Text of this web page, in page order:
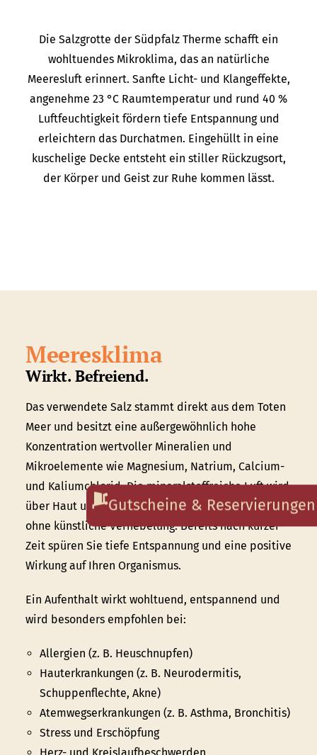
Gutscheine & Reservierungen
Die Salzgrotte der Südpfalz Therme schafft ein
wohltuendes Mikroklima, das an natürliche
Meeresluft erinnert. Sanfte Licht- und Klangeffekte,
angenehme 23 °C Raumtemperatur und rund 40 %
Luftfeuchtigkeit fördern tiefe Entspannung und
erleichtern das Durchatmen. Eingehüllt in eine
kuschelige Decke entsteht ein stiller Rückzugsort,
der Körper und Geist zur Ruhe kommen lässt.
Meeresklima
Wirkt. Befreiend.
Das verwendete Salz stammt direkt aus dem Toten
Meer und besitzt eine außergewöhnlich hohe
Konzentration wertvoller Mineralien und
Mikroelemente wie Magnesium, Natrium, Calcium-
und Kaliumchlorid. Die mineralstoffreiche Luft wird
über Haut und Atemwege aufgenommen – ganz
ohne künstliche Vernebelung. Bereits nach kurzer
Zeit spüren Sie tiefe Entspannung und eine positive
Wirkung auf Ihren Organismus.
Ein Aufenthalt wirkt wohltuend, entspannend und
wird besonders empfohlen bei:
Allergien (z. B. Heuschnupfen)
Hauterkrankungen (z. B. Neurodermitis,
Schuppenflechte, Akne)
Atemwegserkrankungen (z. B. Asthma, Bronchitis)
Stress und Erschöpfung